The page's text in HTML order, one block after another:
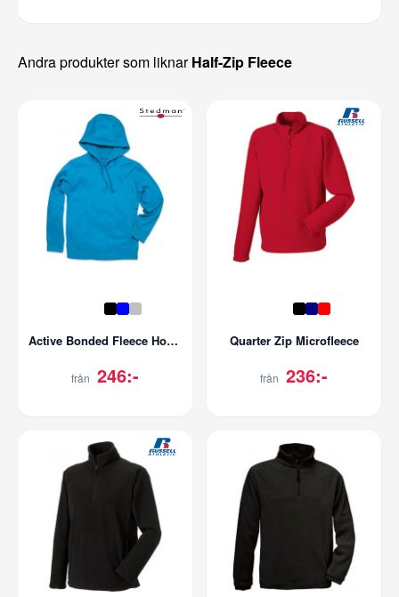
Andra produkter som liknarHalf-Zip Fleece
Active Bonded Fleece Hoody
från 246:-
Quarter Zip Microfleece
från 236:-